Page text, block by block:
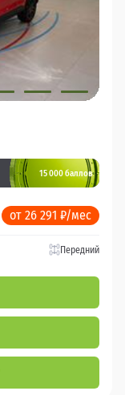
15 000 баллов
от 26 291 ₽/мес
Передний